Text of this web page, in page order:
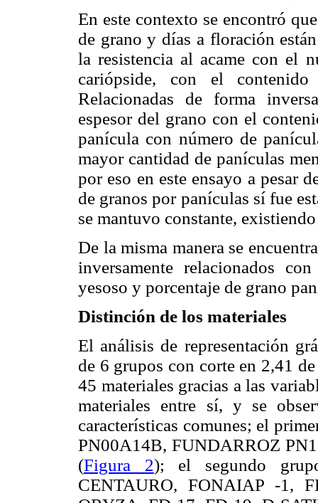
En este contexto se encontró
de grano y días a floración
la resistencia al acame con el
cariópside, con el
Relacionadas de forma
espesor del grano con el
panícula con número de
mayor cantidad de panículas
por eso en este ensayo a pesar
de granos por panículas sí fue
se mantuvo constante,
De la misma manera se
inversamente relacionados
yesoso y porcentaje de grano
Distinción de los materiales
El análisis de representación
de 6 grupos con corte en 2,41
45 materiales gracias a las
materiales entre sí, y se
características comunes; el
PN00A14B, FUNDARROZ
(Figura 2); el segundo
CENTAURO, FONAIAP -1,